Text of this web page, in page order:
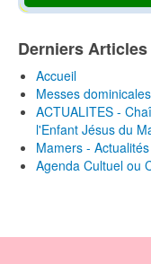
Derniers Articles
Accueil
Messes dominicales
ACTUALITES -
l'Enfant Jésus du
Mamers -
Agenda Cultuel ou